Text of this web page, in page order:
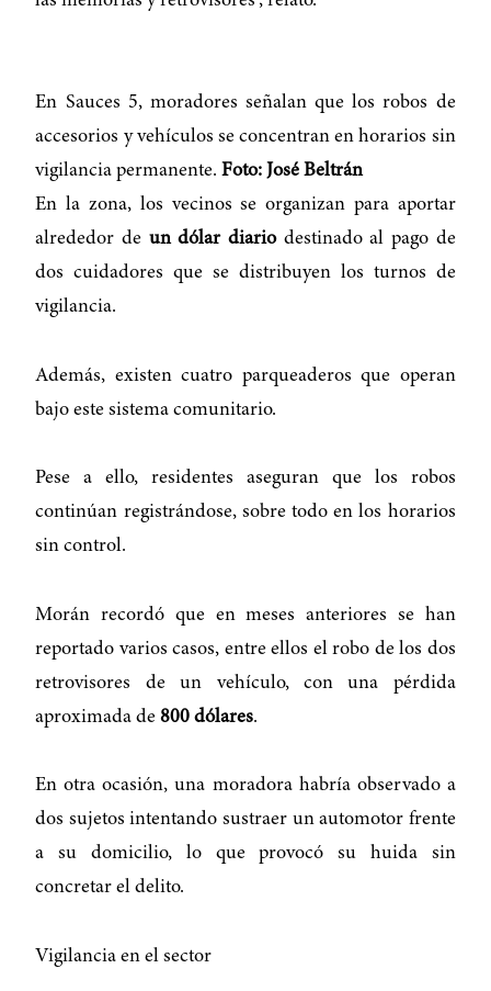
En Sauces 5, moradores señalan que los robos de
accesorios y vehículos se concentran en horarios sin
vigilancia permanente.Foto: José Beltrán
En la zona, los vecinos se organizan para aportar
alrededor de un dólar diariodestinado al pago de
dos cuidadores que se distribuyen los turnos de
vigilancia.
Además, existen cuatro parqueaderos que operan
bajo este sistema comunitario.
Pese a ello, residentes aseguran que los robos
continúan registrándose, sobre todo en los horarios
sin control.
Morán recordó que en meses anteriores se han
reportado varios casos, entre ellos el robo de los dos
retrovisores de un vehículo, con una pérdida
aproximada de800 dólares.
En otra ocasión, una moradora habría observado a
dos sujetos intentando sustraer un automotor frente
a su domicilio, lo que provocó su huida sin
concretar el delito.
Vigilancia en el sector